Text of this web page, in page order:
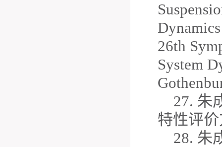
26th
System
27. 朱
特性评
28. 朱